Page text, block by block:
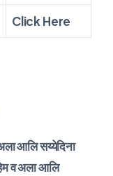
Click Here
आलि सय्येदिना
व अला आलि